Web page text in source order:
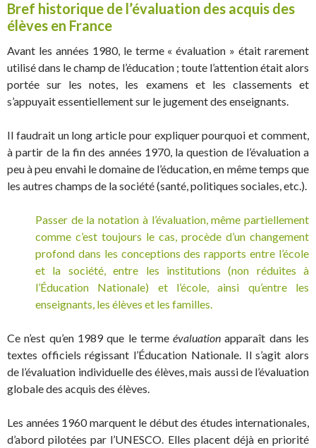
Bref historique de l’évaluation des acquis des
élèves en France
Avant les années 1980, le terme « évaluation » était rarement
utilisé dans le champ de l’éducation ; toute l’attention était alors
portée sur les notes, les examens et les classements et
s’appuyait essentiellement sur le jugement des enseignants.
Il faudrait un long article pour expliquer pourquoi et comment,
à partir de la fin des années 1970, la question de l’évaluation a
peu à peu envahi le domaine de l’éducation, en même temps que
les autres champs de la société (santé, politiques sociales, etc.).
Passer de la notation à l’évaluation, même partiellement
comme c’est toujours le cas, procède d’un changement
profond dans les conceptions des rapports entre l’école
et la société, entre les institutions (non réduites à
l’Éducation Nationale) et l’école, ainsi qu’entre les
enseignants, les élèves et les familles.
Ce n’est qu’en 1989 que le termeévaluation apparaît dans les
textes officiels régissant l’Éducation Nationale. Il s’agit alors
de l’évaluation individuelle des élèves, mais aussi de l’évaluation
globale des acquis des élèves.
Les années 1960 marquent le début des études internationales,
d’abord pilotées par l’UNESCO. Elles placent déjà en priorité